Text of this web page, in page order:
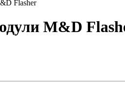
Flasher
M&D